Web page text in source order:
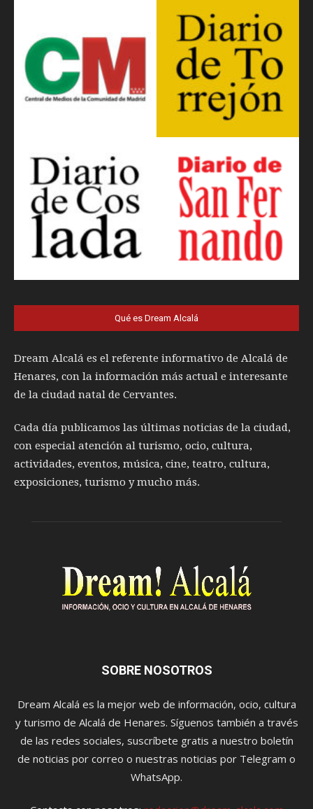
Qué es Dream Alcalá
Dream Alcalá es el referente informativo de Alcalá de
Henares, con la información más actual e interesante
de la ciudad natal de Cervantes.
Cada día publicamos las últimas noticias de la ciudad,
con especial atención al turismo, ocio, cultura,
actividades, eventos, música, cine, teatro, cultura,
exposiciones, turismo y mucho más.
SOBRE NOSOTROS
Dream Alcalá es la mejor web de información, ocio, cultura
y turismo de Alcalá de Henares. Síguenos también a través
de las redes sociales, suscríbete gratis a nuestro boletín
de noticias por correo o nuestras noticias por Telegram o
WhatsApp.